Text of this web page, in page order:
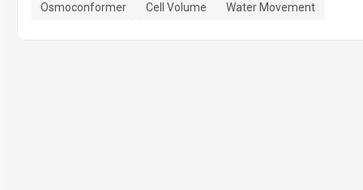
Osmoconformer
Cell Volume Water Movement